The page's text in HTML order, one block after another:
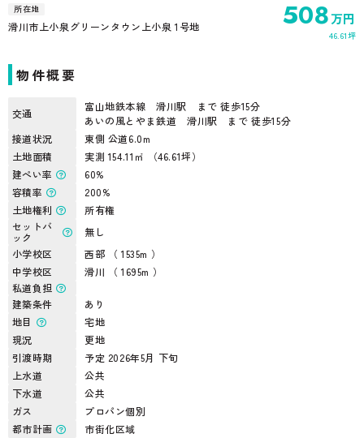
所在地
滑川市上小泉グリーンタウン上小泉 1号地 508万円
46.61坪
物件概要
交通
富山地鉄本線 滑川駅 まで 徒歩15分
あいの風とやま鉄道 滑川駅 まで 徒歩15分
接道状況
東側 公道6.0m
土地面積
実測 154.11㎡ （46.61坪）
建ぺい率
60%
容積率
200%
土地権利
所有権
セットバ
ック
無し
小学校区
西部 （ 1535m ）
中学校区
滑川 （ 1695m ）
私道負担
建築条件
あり
地目
宅地
現況
更地
引渡時期
予定 2026年5月 下旬
上水道
公共
下水道
公共
ガス
プロパン個別
都市計画
市街化区域